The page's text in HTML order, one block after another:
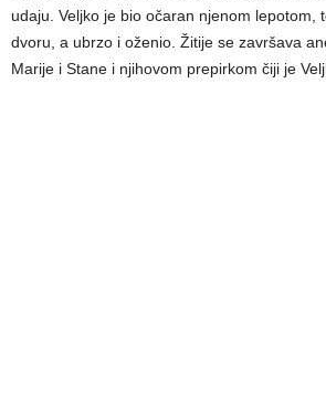
udaju. Veljko je bio očaran njenom lepotom,
dvoru, a ubrzo i oženio. Žitije se završava
Marije i Stane i njihovom prepirkom čiji je